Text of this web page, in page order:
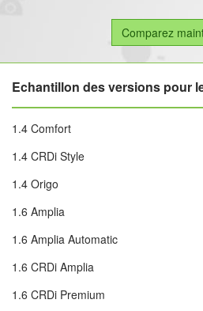
Echantillon des versions pour
1.4 Comfort
1.4 CRDi Style
1.4 Origo
1.6 Amplia
1.6 Amplia Automatic
1.6 CRDi Amplia
1.6 CRDi Premium